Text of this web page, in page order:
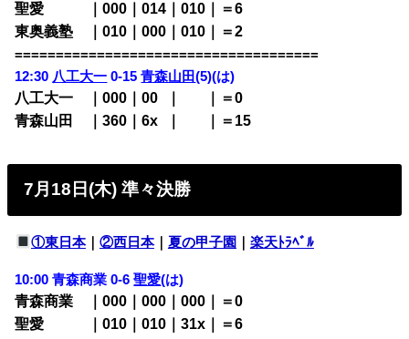
聖愛
｜000｜014｜010｜＝6
東奥義塾
｜010｜000｜010｜＝2
=====================================
12:30 八工大一 0-15青森山田(5)(は)
八工大一 ｜000｜00
｜＝0
青森山田
｜360｜6x ｜＝15
7月18日(木) 準々決勝
①東日本｜ ②西日本｜ 夏の甲子園 ｜ 楽天ﾄﾗﾍﾞﾙ
10:00 青森商業 0-6聖愛(は)
青森商業 ｜000｜000｜000｜＝0
聖愛 ｜010｜010｜31x｜＝6